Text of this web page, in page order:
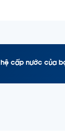
cấp nước của